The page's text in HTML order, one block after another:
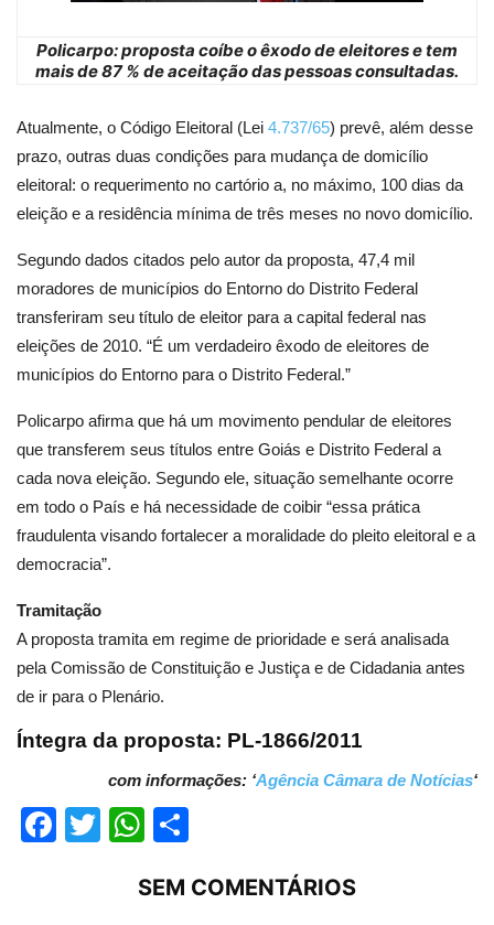
Policarpo: proposta coíbe o êxodo de eleitores e tem
mais de 87 % de aceitação das pessoas consultadas.
Atualmente, o Código Eleitoral (Lei 4.737/65) prevê, além desse
prazo, outras duas condições para mudança de domicílio
eleitoral: o requerimento no cartório a, no máximo, 100 dias da
eleição e a residência mínima de três meses no novo domicílio.
Segundo dados citados pelo autor da proposta, 47,4 mil
moradores de municípios do Entorno do Distrito Federal
transferiram seu título de eleitor para a capital federal nas
eleições de 2010. “É um verdadeiro êxodo de eleitores de
municípios do Entorno para o Distrito Federal.”
Policarpo afirma que há um movimento pendular de eleitores
que transferem seus títulos entre Goiás e Distrito Federal a
cada nova eleição. Segundo ele, situação semelhante ocorre
em todo o País e há necessidade de coibir “essa prática
fraudulenta visando fortalecer a moralidade do pleito eleitoral e a
democracia”.
Tramitação
A proposta tramita em regime de prioridade e será analisada
pela Comissão de Constituição e Justiça e de Cidadania antes
de ir para o Plenário.
Íntegra da proposta: PL-1866/2011
com informações: ‘Agência Câmara de Notícias‘
Facebook
TwitterWhatsApp
SEM COMENTÁRIOS